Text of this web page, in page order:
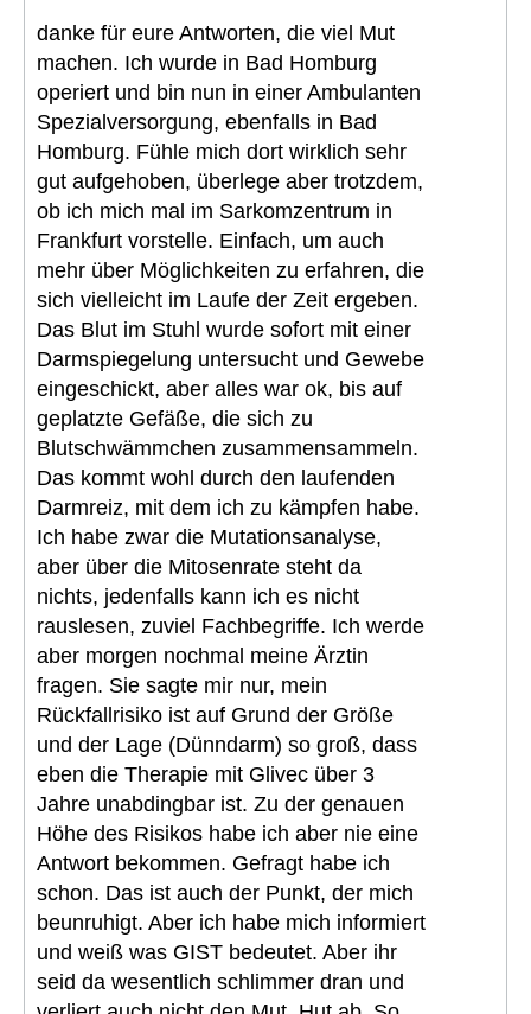
danke für eure Antworten, die viel Mut
machen. Ich wurde in Bad Homburg
operiert und bin nun in einer Ambulanten
Spezialversorgung, ebenfalls in Bad
Homburg. Fühle mich dort wirklich sehr
gut aufgehoben, überlege aber trotzdem,
ob ich mich mal im Sarkomzentrum in
Frankfurt vorstelle. Einfach, um auch
mehr über Möglichkeiten zu erfahren, die
sich vielleicht im Laufe der Zeit ergeben.
Das Blut im Stuhl wurde sofort mit einer
Darmspiegelung untersucht und Gewebe
eingeschickt, aber alles war ok, bis auf
geplatzte Gefäße, die sich zu
Blutschwämmchen zusammensammeln.
Das kommt wohl durch den laufenden
Darmreiz, mit dem ich zu kämpfen habe.
Ich habe zwar die Mutationsanalyse,
aber über die Mitosenrate steht da
nichts, jedenfalls kann ich es nicht
rauslesen, zuviel Fachbegriffe. Ich werde
aber morgen nochmal meine Ärztin
fragen. Sie sagte mir nur, mein
Rückfallrisiko ist auf Grund der Größe
und der Lage (Dünndarm) so groß, dass
eben die Therapie mit Glivec über 3
Jahre unabdingbar ist. Zu der genauen
Höhe des Risikos habe ich aber nie eine
Antwort bekommen. Gefragt habe ich
schon. Das ist auch der Punkt, der mich
beunruhigt. Aber ich habe mich informiert
und weiß was GIST bedeutet. Aber ihr
seid da wesentlich schlimmer dran und